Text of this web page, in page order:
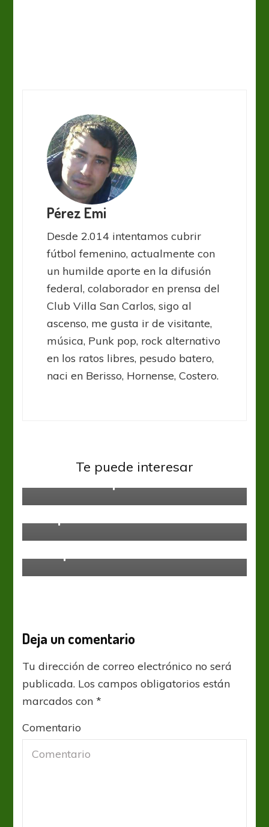
Pérez Emi
Desde 2.014 intentamos cubrir
fútbol femenino, actualmente con
un humilde aporte en la difusión
federal, colaborador en prensa del
Club Villa San Carlos, sigo al
ascenso, me gusta ir de visitante,
música, Punk pop, rock alternativo
en los ratos libres, pesudo batero,
naci en Berisso, Hornense, Costero.
Te puede interesar
Las Semifinales del Clausura serán
Deja un comentario
Tu dirección de correo electrónico no será
publicada. Los campos obligatorios están
marcados con*
Comentario